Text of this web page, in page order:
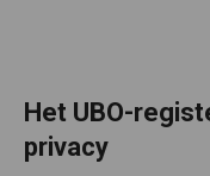
Het UBO-
privacy